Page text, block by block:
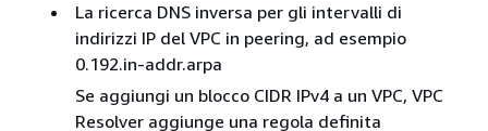
La ricerca DNS inversa per gli intervalli di
indirizzi IP del VPC in peering, ad esempio
0.192.in-addr.arpa
Se aggiungi un blocco CIDR IPv4 a un VPC, VPC
Resolver aggiunge una regola definita